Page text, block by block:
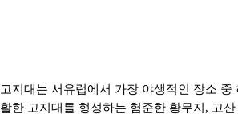
지대는 서유럽에서 가장 야생적인 장소 중
한 고지대를 형성하는 험준한 황무지 , 고산